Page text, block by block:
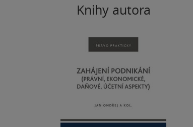
Knihy autora